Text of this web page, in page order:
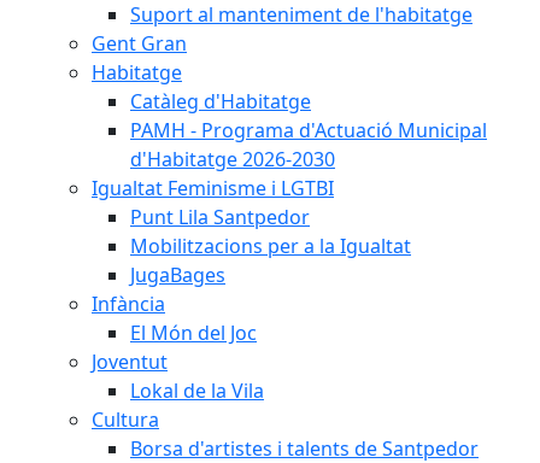
Suport al manteniment de l'habitatge
Gent Gran
Habitatge
Catàleg d'Habitatge
PAMH - Programa d'Actuació Municipal
d'Habitatge 2026-2030
Igualtat Feminisme i LGTBI
Punt Lila Santpedor
Mobilitzacions per a la Igualtat
JugaBages
Infància
El Món del Joc
Joventut
Lokal de la Vila
Cultura
Borsa d'artistes i talents de Santpedor